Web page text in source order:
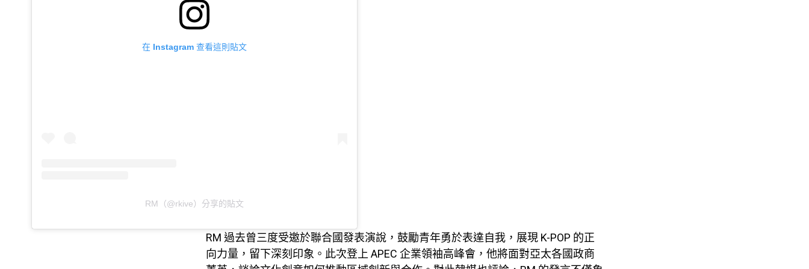
在 Instagram 查看這則貼文
RM（@rkive）分享的貼文
RM 過去曾三度受邀於聯合國發表演說，鼓勵青年勇於表達自我，展現 K-POP 的正
向力量，留下深刻印象。此次登上 APEC 企業領袖高峰會，他將面對亞太各國政商